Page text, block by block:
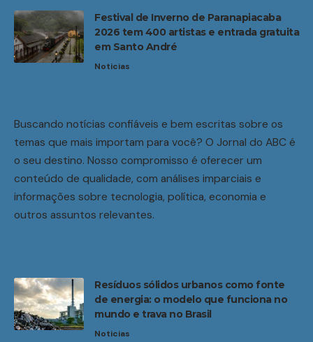
Festival de Inverno de Paranapiacaba
2026 tem 400 artistas e entrada gratuita
em Santo André
Noticias
Buscando notícias confiáveis e bem escritas sobre os
temas que mais importam para você? O Jornal do ABC é
o seu destino. Nosso compromisso é oferecer um
conteúdo de qualidade, com análises imparciais e
informações sobre tecnologia, política, economia e
outros assuntos relevantes.
Resíduos sólidos urbanos como fonte
de energia: o modelo que funciona no
mundo e trava no Brasil
Noticias